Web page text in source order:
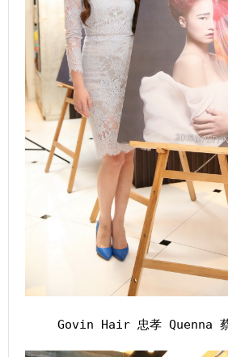
Govin Hair 忠孝 Quenna 蔡